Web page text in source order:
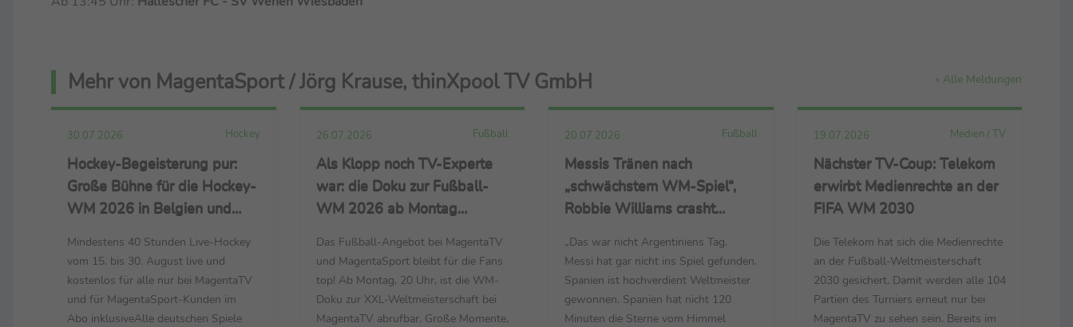
Mehr von MagentaSport / Jörg Krause, thinXpool TV GmbH » Alle Meldungen
30.07.2026 Hockey
Hockey-Begeisterung pur:
Große Bühne für die Hockey-
WM 2026 in Belgien und
August – live nur bei
MagentaSport und
MagentaTV
Mindestens 40 Stunden Live-Hockey
vom 15. bis 30. August live und
kostenlos für alle nur bei MagentaTV
und für MagentaSport-Kunden im
Abo inklusiveAlle deutschen Spiele
26.07.2026 Fußball
Als Klopp noch TV-Experte
war: die Doku zur Fußball-
WM 2026 ab Montag
Das Fußball-Angebot bei MagentaTV
und MagentaSport bleibt für die Fans
top! Ab Montag, 20 Uhr, ist die WM-
Doku zur XXL-Weltmeisterschaft bei
MagentaTV abrufbar. Große Momente,
20.07.2026 Fußball
Messis Tränen nach
„schwächstem WM-Spiel“,
Robbie Williams crasht
„hochverdient Weltmeister“
„Das war nicht Argentiniens Tag.
Messi hat gar nicht ins Spiel gefunden.
Spanien ist hochverdient Weltmeister
gewonnen. Spanien hat nicht 120
Minuten die Sterne vom Himmel
19.07.2026 Medien / TV
Nächster TV-Coup: Telekom
erwirbt Medienrechte an der
FIFA WM 2030
Die Telekom hat sich die Medienrechte
an der Fußball-Weltmeisterschaft
2030 gesichert. Damit werden alle 104
Partien des Turniers erneut nur bei
MagentaTV zu sehen sein. Bereits im